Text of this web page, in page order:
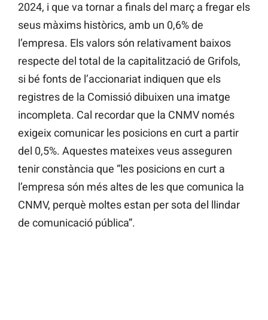
2024, i que va tornar a finals del març a fregar els
seus màxims històrics, amb un 0,6% de
l’empresa. Els valors són relativament baixos
respecte del total de la capitalització de Grifols,
si bé fonts de l’accionariat indiquen que els
registres de la Comissió dibuixen una imatge
incompleta. Cal recordar que la CNMV només
exigeix comunicar les posicions en curt a partir
del 0,5%. Aquestes mateixes veus asseguren
tenir constància que “les posicions en curt a
l’empresa són més altes de les que comunica la
CNMV, perquè moltes estan per sota del llindar
de comunicació pública”.